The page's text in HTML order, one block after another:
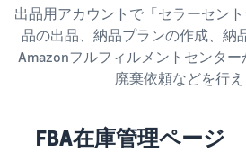
出品用アカウントで「セラーセン
品の出品、納品プランの作成、納
Amazonフルフィルメントセンタ
廃棄依頼などを行え
FBA在庫管理ページ